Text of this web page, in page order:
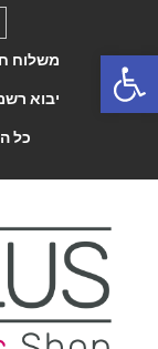
משלוח
יבוא
כל